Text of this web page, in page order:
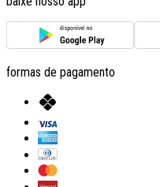
formas de pagamento